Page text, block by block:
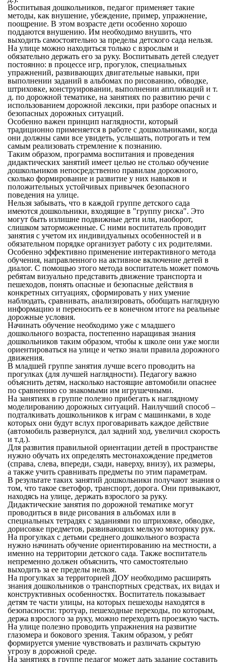
Воспитывая дошкольников, педагог применяет такие
методы, как внушение, убеждение, пример, упражнение,
поощрение. В этом возрасте дети особенно хорошо
поддаются внушению. Им необходимо внушить, что
выходить самостоятельно за пределы детского сада нельзя.
На улице можно находиться только с взрослым и
обязательно держать его за руку. Воспитывать детей следует
постоянно: в процессе игр, прогулок, специальных
упражнений, развивающих двигательные навыки, при
выполнении заданий в альбомах по рисованию, обводке,
штриховке, конструировании, выполнении аппликаций и т.
д. по дорожной тематике, на занятиях по развитию речи с
использованием дорожной лексики, при разборе опасных и
безопасных дорожных ситуаций.
Особенно важен принцип наглядности, который
традиционно применяется в работе с дошкольниками, когда
они должны сами все увидеть, услышать, потрогать и тем
самым реализовать стремление к познанию.
Таким образом, программа воспитания и проведения
дидактических занятий имеет целью не столько обучение
дошкольников непосредственно правилам дорожного,
сколько формирование и развитие у них навыков и
положительных устойчивых привычек безопасного
поведения на улице.
Нельзя забывать, что в каждой группе детского сада
имеются дошкольники, входящие в "группу риска". Это
могут быть излишне подвижные дети или, наоборот,
слишком заторможенные. С ними воспитатель проводит
занятия с учетом их индивидуальных особенностей и в
обязательном порядке организует работу с их родителями.
Особенно эффективно применение интерактивного метода
обучения, направленного на активное включение детей в
диалог. С помощью этого метода воспитатель может помочь
ребятам визуально представить движение транспорта и
пешеходов, понять опасные и безопасные действия в
конкретных ситуациях, сформировать у них умение
наблюдать, сравнивать, анализировать, обобщать наглядную
информацию и переносить ее в конечном итоге на реальные
дорожные условия.
Начинать обучение необходимо уже с младшего
дошкольного возраста, постепенно наращивая знания
дошкольников таким образом, чтобы к школе они уже могли
ориентироваться на улице и четко знали правила дорожного
движения.
В младшей группе занятия лучше всего проводить на
прогулках (для лучшей наглядности). Педагогу важно
объяснить детям, насколько настоящие автомобили опаснее
по сравнению со знакомыми им игрушечными.
На занятиях в группе полезно прибегать к наглядному
моделированию дорожных ситуаций. Наилучший способ –
подталкивать дошкольников к играм с машинками, в ходе
которых они будут вслух проговаривать каждое действие
(автомобиль развернулся, дал задний ход, увеличил скорость
и т.д.).
Для развития правильной ориентации детей в пространстве
нужно обучать их определять местонахождение предметов
(справа, слева, впереди, сзади, наверху, внизу), их размеры,
а также учить сравнивать предметы по этим параметрам.
В результате таких занятий дошкольники получают знания о
том, что такое светофор, транспорт, дорога. Они привыкают,
находясь на улице, держать взрослого за руку.
Дидактические занятия по дорожной тематике могут
проводиться в виде рисования в альбомах или в
специальных тетрадях с заданиями по штриховке, обводке,
дорисовке предметов, развивающих мелкую моторику рук.
На прогулках с детьми среднего дошкольного возраста
нужно начинать обучение ориентированию на местности, а
именно на территории детского сада. Также воспитатель
непременно должен объяснить, что самостоятельно
выходить за ее пределы нельзя.
На прогулках за территорией ДОУ необходимо расширять
знания дошкольников о транспортных средствах, их видах и
конструктивных особенностях. Воспитатель показывает
детям те части улицы, на которых пешеходы находятся в
безопасности: тротуар, пешеходные переходы, по которым,
держа взрослого за руку, можно переходить проезжую часть.
На улице полезно проводить упражнения на развитие
глазомера и бокового зрения. Таким образом, у ребят
формируется умение чувствовать и различать скрытую
угрозу в дорожной среде.
На занятиях в группе педагог может дать задание составить